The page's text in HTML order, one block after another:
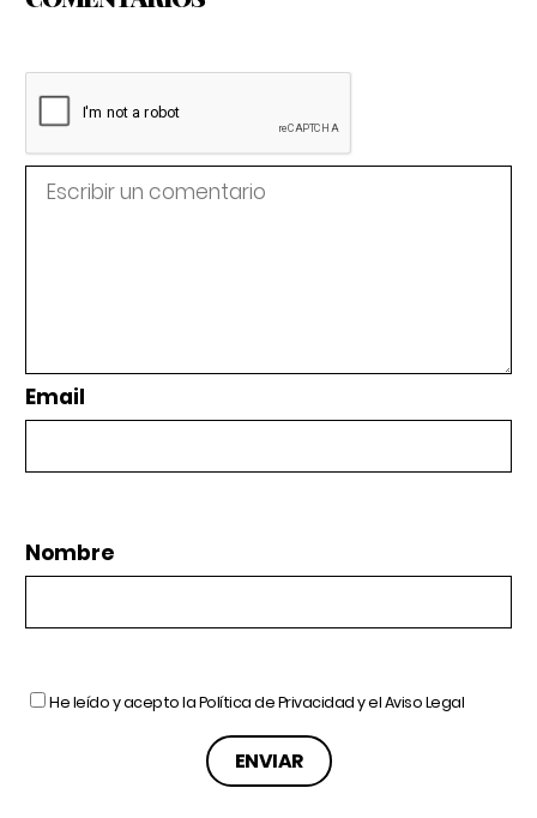
Email
Nombre
He leído y acepto laPolítica de Privacidady elAviso Legal